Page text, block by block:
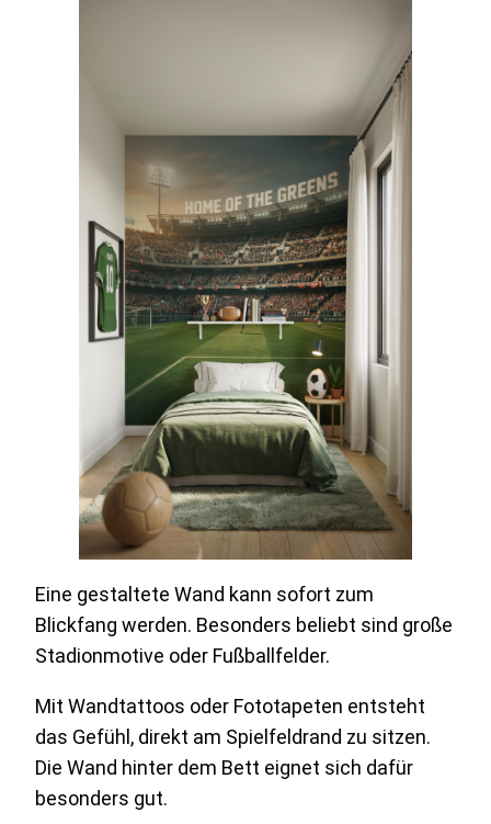
Eine gestaltete Wand kann sofort zum
Blickfang werden. Besonders beliebt sind große
Stadionmotive oder Fußballfelder.
Mit Wandtattoos oder Fototapeten entsteht
das Gefühl, direkt am Spielfeldrand zu sitzen.
Die Wand hinter dem Bett eignet sich dafür
besonders gut.